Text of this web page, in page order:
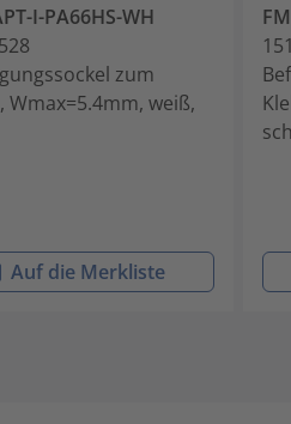
I-PA66HS-WH
zum
Wmax=5.4mm, weiß,
Auf die Merkliste